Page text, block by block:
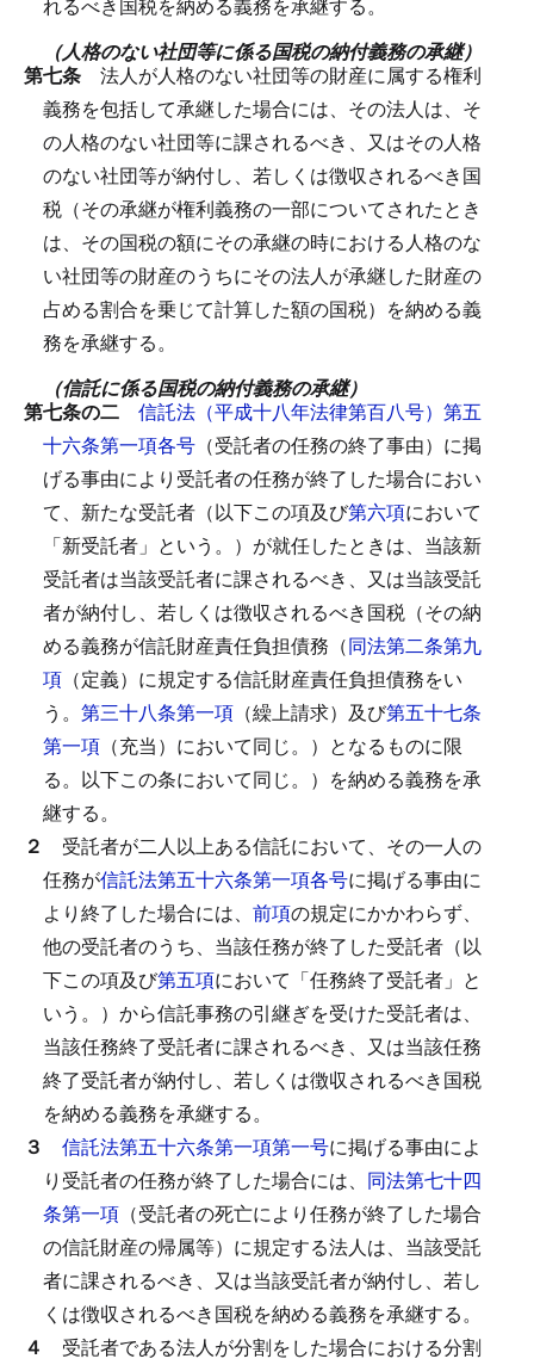
（人格のない社団等に係る国税の納付義務の承継）
第七条 法人が人格のない社団等の財産に属する権利
義務を包括して承継した場合には、その法人は、そ
の人格のない社団等に課されるべき、又はその人格
のない社団等が納付し、若しくは徴収されるべき国
税（その承継が権利義務の一部についてされたとき
は、その国税の額にその承継の時における人格のな
い社団等の財産のうちにその法人が承継した財産の
占める割合を乗じて計算した額の国税）を納める義
務を承継する。
（信託に係る国税の納付義務の承継）
第七条の二 信託法（平成十八年法律第百八号）第五
十六条第一項各号 （受託者の任務の終了事由）に掲
げる事由により受託者の任務が終了した場合におい
て、新たな受託者（以下この項及び第六項において
「新受託者」という。）が就任したときは、当該新
受託者は当該受託者に課されるべき、又は当該受託
者が納付し、若しくは徴収されるべき国税（その納
める義務が信託財産責任負担債務（同法第二条第九
項 （定義）に規定する信託財産責任負担債務をい
う。 第三十八条第一項 （繰上請求）及び第五十七条
第一項 （充当）において同じ。）となるものに限
る。以下この条において同じ。）を納める義務を承
継する。
２ 受託者が二人以上ある信託において、その一人の
任務が信託法第五十六条第一項各号に掲げる事由に
より終了した場合には、 前項の規定にかかわらず、
他の受託者のうち、当該任務が終了した受託者（以
下この項及び第五項において「任務終了受託者」と
いう。）から信託事務の引継ぎを受けた受託者は、
当該任務終了受託者に課されるべき、又は当該任務
終了受託者が納付し、若しくは徴収されるべき国税
を納める義務を承継する。
３ 信託法第五十六条第一項第一号に掲げる事由によ
り受託者の任務が終了した場合には、 同法第七十四
条第一項 （受託者の死亡により任務が終了した場合
の信託財産の帰属等）に規定する法人は、当該受託
者に課されるべき、又は当該受託者が納付し、若し
くは徴収されるべき国税を納める義務を承継する。
４ 受託者である法人が分割をした場合における分割